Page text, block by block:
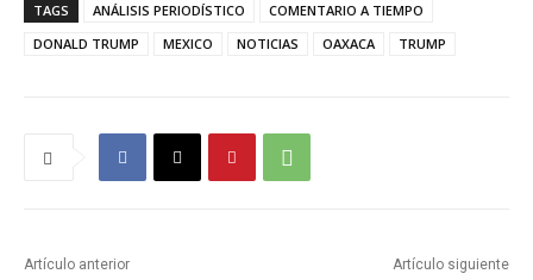
TAGS ANÁLISIS PERIODÍSTICO
COMENTARIO A TIEMPO
DONALD TRUMP
MEXICO NOTICIAS OAXACA TRUMP
Artículo anterior Artículo siguiente